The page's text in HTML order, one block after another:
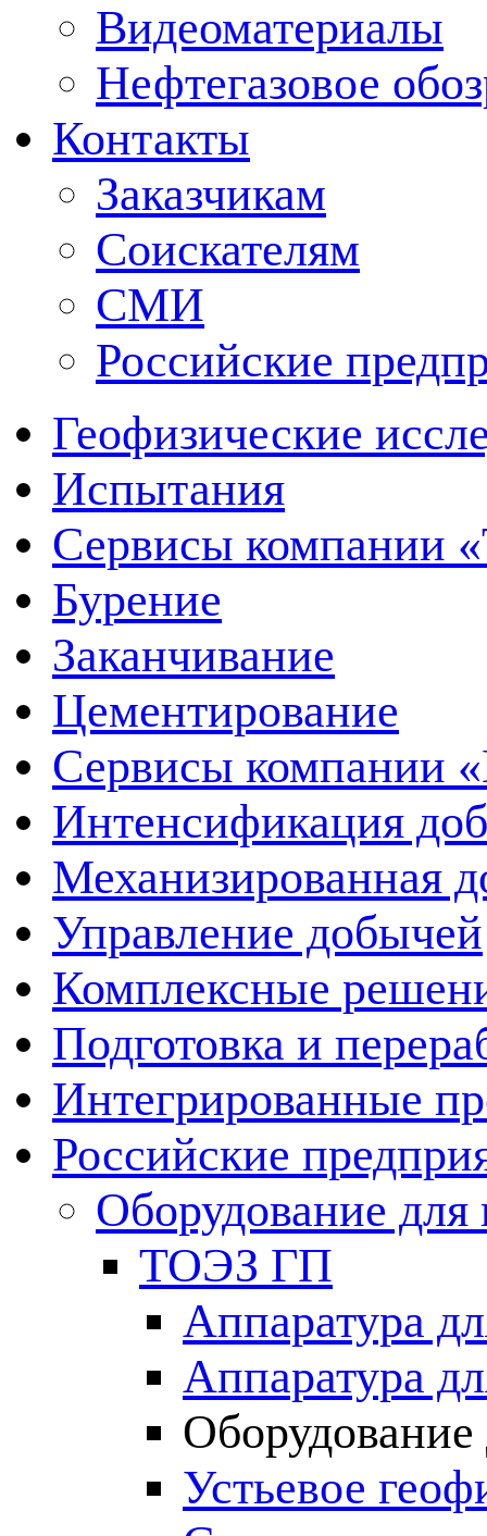
Видеоматериалы
Нефтегазовое
Контакты
Заказчикам
Соискателям
СМИ
Российские
Геофизические
Испытания
Сервисы компании
Бурение
Заканчивание
Цементирование
Сервисы компании
Интенсификация
Механизированная
Управление добычей
Комплексные
Подготовка и
Интегрированные
Российские
Оборудование для
ТОЭЗ ГП
Аппаратура
Аппаратура
Устьевое